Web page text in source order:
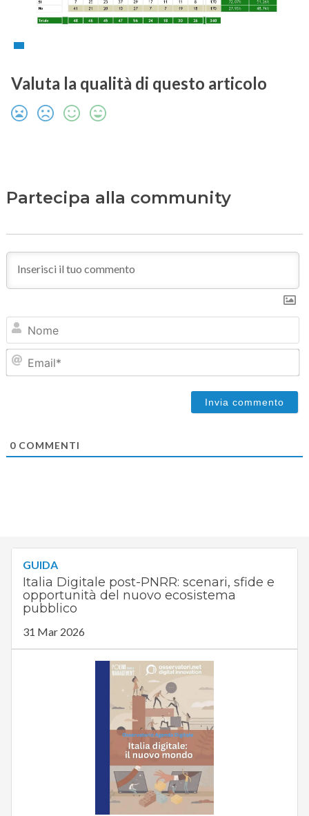
Valuta la qualità di questo articolo
Partecipa alla community
0COMMENTI
GUIDA
Italia Digitale post-PNRR: scenari, sfide e
opportunità del nuovo ecosistema
pubblico
31 Mar 2026